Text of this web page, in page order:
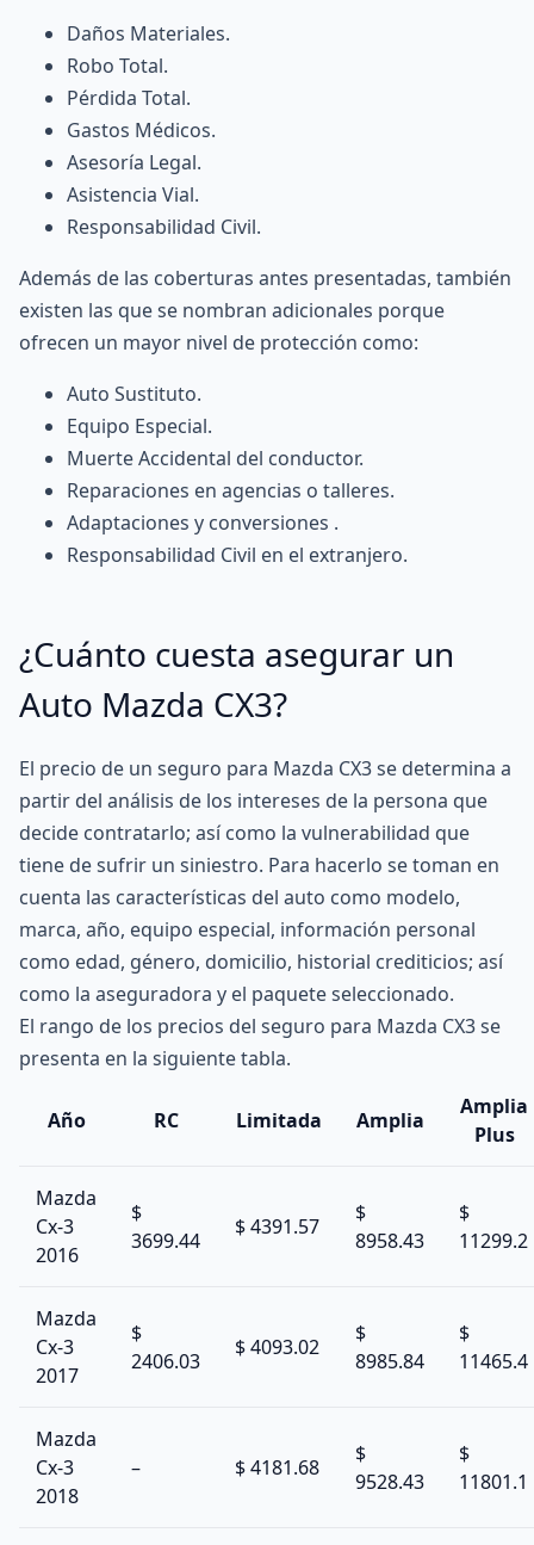
Daños Materiales.
Robo Total.
Pérdida Total.
Gastos Médicos.
Asesoría Legal.
Asistencia Vial.
Responsabilidad Civil.
Además de las coberturas antes presentadas, también
existen las que se nombran adicionales porque
ofrecen un mayor nivel de protección como:
Auto Sustituto.
Equipo Especial.
Muerte Accidental del conductor.
Reparaciones en agencias o talleres.
Adaptaciones y conversiones .
Responsabilidad Civil en el extranjero.
¿Cuánto cuesta asegurar un
Auto Mazda CX3?
El precio de un seguro para Mazda CX3 se determina a
partir del análisis de los intereses de la persona que
decide contratarlo; así como la vulnerabilidad que
tiene de sufrir un siniestro. Para hacerlo se toman en
cuenta las características del auto como modelo,
marca, año, equipo especial, información personal
como edad, género, domicilio, historial crediticios; así
como la aseguradora y el paquete seleccionado.
El rango de los precios del seguro para Mazda CX3 se
presenta en la siguiente tabla.
Año RC Limitada Amplia
Amplia
Plus
Mazda
Cx-3
2016
$
3699.44
$ 4391.57
$
8958.43
$
11299.2
Mazda
Cx-3
2017
$
2406.03
$ 4093.02
$
8985.84
$
11465.4
Mazda
Cx-3
2018
– $ 4181.68
$
9528.43
$
11801.1